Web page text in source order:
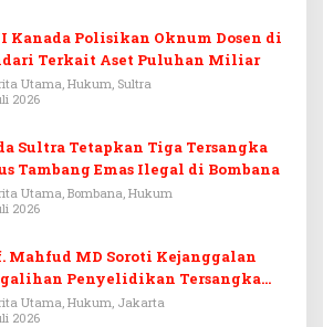
Kanada Polisikan Oknum Dosen di
Terkait Aset Puluhan Miliar
Utama, Hukum, Sultra
2026
Sultra Tetapkan Tiga Tersangka
Tambang Emas Ilegal di Bombana
Utama, Bombana, Hukum
2026
Mahfud MD Soroti Kejanggalan
Penyelidikan Tersangka
Adriansyah
Utama, Hukum, Jakarta
2026